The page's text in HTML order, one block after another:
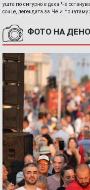
уште по сигурно е дека Че
сонце, легендата за Че и
ФОТО НА